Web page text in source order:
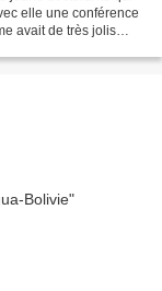
elle une conférence
avait de très jolis